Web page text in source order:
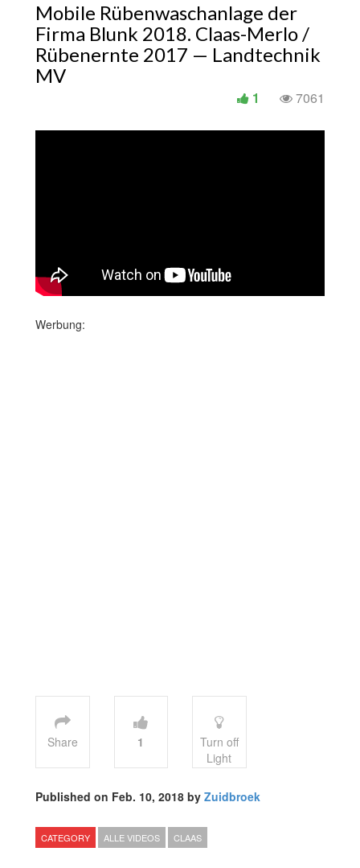
Mobile Rübenwaschanlage der
Firma Blunk 2018. Claas-Merlo /
Rübenernte 2017 — Landtechnik
MV
7061
1
Werbung:
Share 1
Turn off
Light
Published on Feb. 10, 2018 by Zuidbroek
CATEGORY ALLE VIDEOS CLAAS